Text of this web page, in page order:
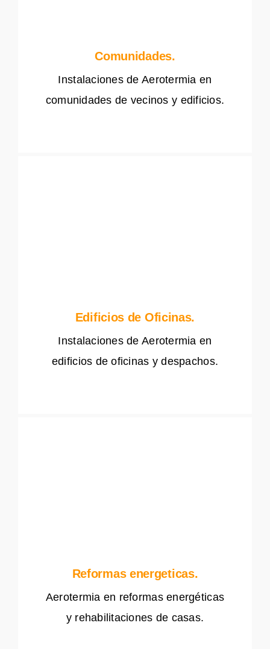
Comunidades.
Instalaciones de Aerotermia en
comunidades de vecinos y edificios.
Edificios de Oficinas.
Instalaciones de Aerotermia en
edificios de oficinas y despachos.
Reformas energeticas.
Aerotermia en reformas energéticas
y rehabilitaciones de casas.